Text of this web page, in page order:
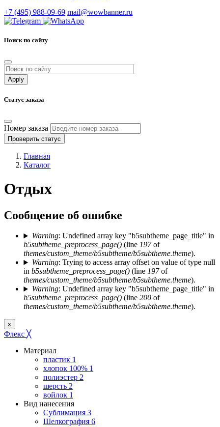
+7 (495) 988-09-69 mail@wowbanner.ru
Поиск по сайту
Статус заказа
Номер заказа
Проверить статус
Главная
Каталог
Отдых
Сообщение об ошибке
Warning: Undefined array key "b5subtheme_page_title" in
b5subtheme_preprocess_page() (line 197of
themes/custom_theme/b5subtheme/b5subtheme.theme).
Warning: Trying to access array offset on value of type null
in b5subtheme_preprocess_page() (line 197of
themes/custom_theme/b5subtheme/b5subtheme.theme).
Warning: Undefined array key "b5subtheme_page_title" in
b5subtheme_preprocess_page() (line 200 of
themes/custom_theme/b5subtheme/b5subtheme.theme).
x
Флекс ╳
Материал
пластик 1
хлопок 100% 1
полиэстер 2
шерсть 2
войлок 1
Вид нанесения
Сублимация 3
Шелкография 6